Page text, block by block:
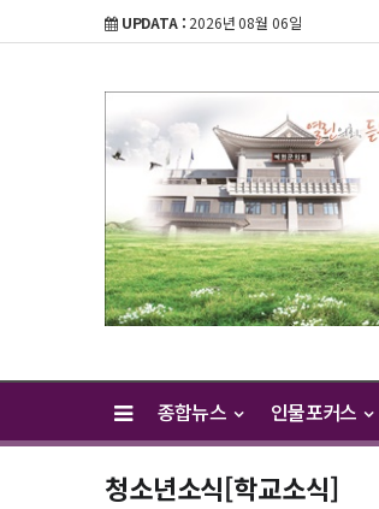
UPDATA : 2026년 08월 06일
종합뉴스 인물포커스
청소년소식[학교소식]